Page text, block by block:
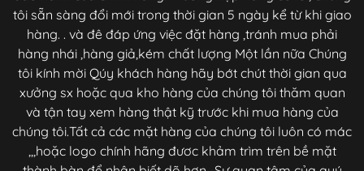
tôi sẵn sàng đổi mới trong thời gian 5 ngày kể từ khi giao
hàng. . và đê đáp ứng việc đặt hàng ,tránh mua phải
hàng nhái ,hàng giả,kém chất lượng Một lần nữa Chúng
tôi kính mời Qúy khách hàng hãy bớt chút thời gian qua
xưởng sx hoặc qua kho hàng của chúng tôi thăm quan
và tận tay xem hàng thật kỹ trước khi mua hàng của
chúng tôi.Tất cả các mặt hàng của chúng tôi luôn có mác
,,,hoặc logo chính hãng đươc khảm trìm trên bề mặt